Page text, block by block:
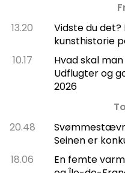
13.20
Vidste du det?
kunsthistorie
10.17
Hvad skal
Udflugter og
2026
20.48
Seinen er
18.06
En femte